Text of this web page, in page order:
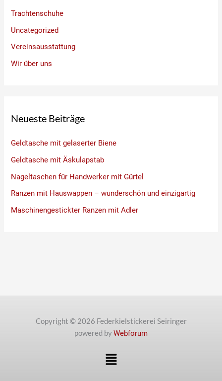
Trachtenschuhe
Uncategorized
Vereinsausstattung
Wir über uns
Neueste Beiträge
Geldtasche mit gelaserter Biene
Geldtasche mit Äskulapstab
Nageltaschen für Handwerker mit Gürtel
Ranzen mit Hauswappen – wunderschön und einzigartig
Maschinengestickter Ranzen mit Adler
Copyright © 2026 Federkielstickerei Seiringer
powered byWebforum
Menü